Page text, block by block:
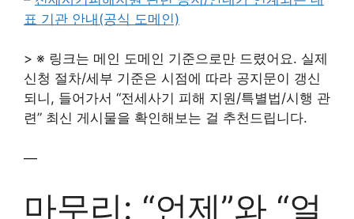
표 기관 안내(공식 도메인)
> ※ 링크는 메인 도메인 기준으로만 드렸어요. 실제
신청 절차/세부 기준은 시점에 따라 공지문이 갱신
되니, 들어가서 “전세사기 피해 지원/특별법/시행 관
련” 최신 게시물을 확인해보는 걸 추천드립니다.
—
마무리: “언제”와 “얼